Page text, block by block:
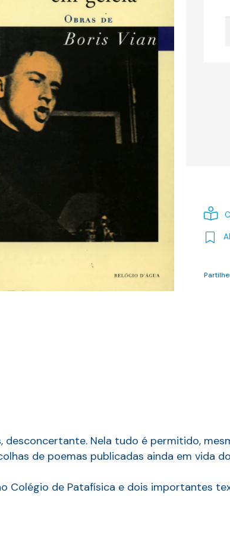
desconcertante. Nela tudo é permitido,
de poemas publicadas ainda em vida
Colégio de Patafísica e dois importantes